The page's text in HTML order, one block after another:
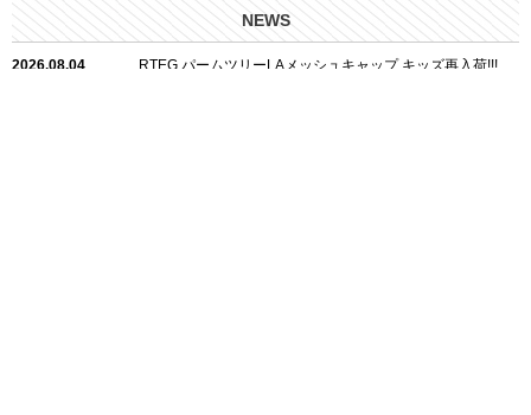
NEWS
2026.08.04 RTEG パームツリーLAメッシュキャップ キッズ再入荷!!!